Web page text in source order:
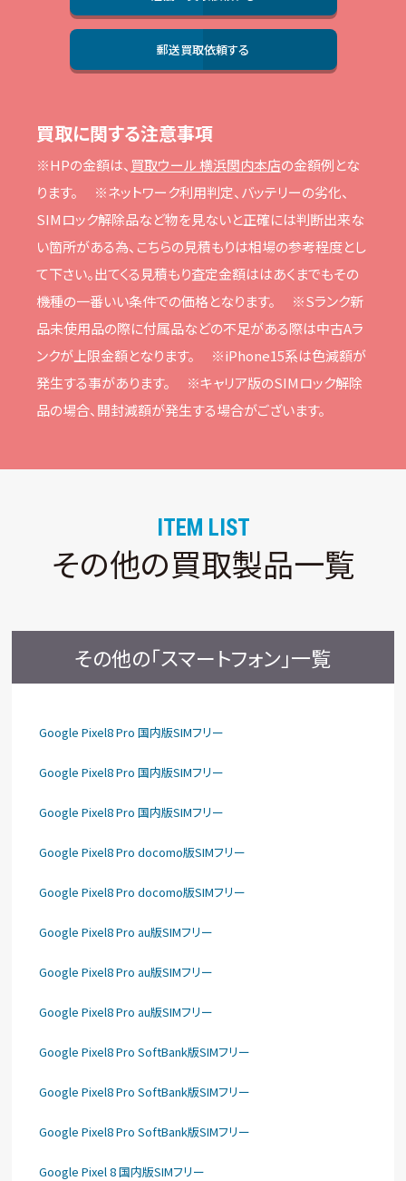
郵送買取依頼する
買取に関する注意事項
※HPの⾦額は、 買取ウール 横浜関内本店の⾦額例とな
ります。
※ネットワーク利⽤判定、バッテリーの劣化、
SIMロック解除品など物を⾒ないと正確には判断出来な
い箇所がある為、こちらの⾒積もりは相場の参考程度とし
て下さい。出てくる⾒積もり査定⾦額ははあくまでもその
機種の⼀番いい条件での価格となります。
※Sランク新
品未使⽤品の際に付属品などの不⾜がある際は中古Aラ
ンクが上限⾦額となります。
※iPhone15系は⾊減額が
発⽣する事があります。
※キャリア版のSIMロック解除
品の場合、開封減額が発⽣する場合がございます。
ITEM LIST
その他の買取製品一覧
その他の「スマートフォン」一覧
Google Pixel8 Pro 国内版SIMフリー
Google Pixel8 Pro 国内版SIMフリー
Google Pixel8 Pro 国内版SIMフリー
Google Pixel8 Pro docomo版SIMフリー
Google Pixel8 Pro docomo版SIMフリー
Google Pixel8 Pro au版SIMフリー
Google Pixel8 Pro au版SIMフリー
Google Pixel8 Pro au版SIMフリー
Google Pixel8 Pro SoftBank版SIMフリー
Google Pixel8 Pro SoftBank版SIMフリー
Google Pixel8 Pro SoftBank版SIMフリー
Google Pixel 8 国内版SIMフリー